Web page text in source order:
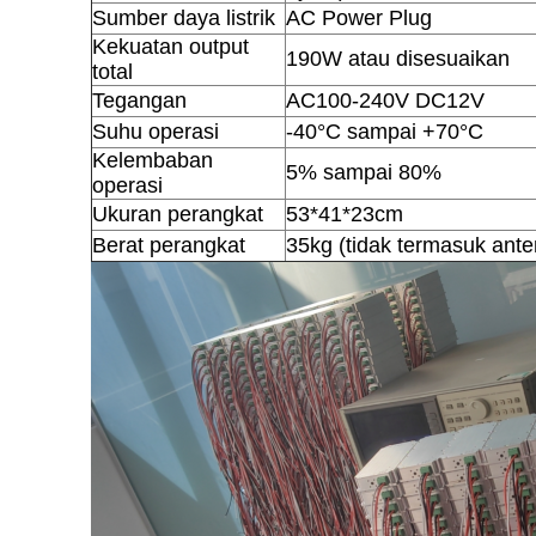
Sumber daya listrik AC Power Plug
Kekuatan output
total
190W atau disesuaikan
Tegangan
AC100-240V DC12V
Suhu operasi
-40°C sampai +70°C
Kelembaban
operasi
5% sampai 80%
Ukuran perangkat
53*41*23cm
Berat perangkat
35kg (tidak termasuk